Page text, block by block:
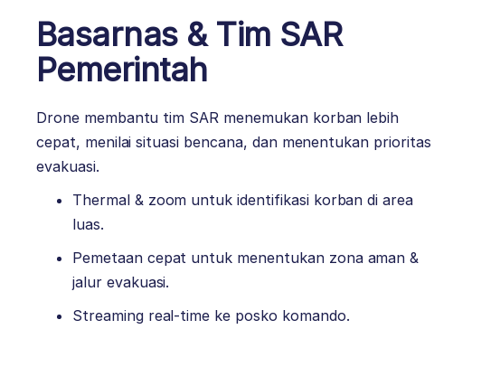
Basarnas & Tim SAR
Pemerintah
Drone membantu tim SAR menemukan korban lebih
cepat, menilai situasi bencana, dan menentukan prioritas
evakuasi.
Thermal & zoom untuk identifikasi korban di area
luas.
Pemetaan cepat untuk menentukan zona aman &
jalur evakuasi.
Streaming real-time ke posko komando.